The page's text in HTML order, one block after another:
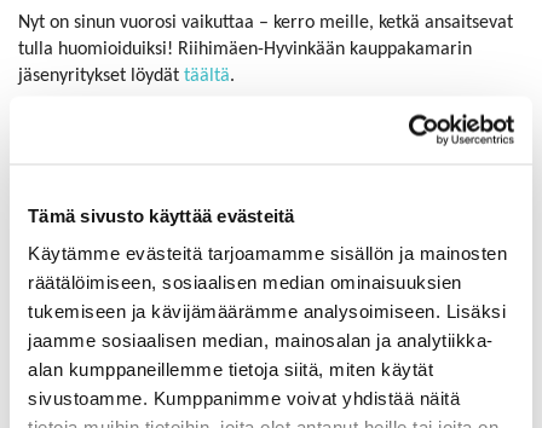
Tämä sivusto käyttää evästeitä
Käytämme evästeitä tarjoamamme sisällön ja mainosten
räätälöimiseen, sosiaalisen median ominaisuuksien
tukemiseen ja kävijämäärämme analysoimiseen. Lisäksi
jaamme sosiaalisen median, mainosalan ja analytiikka-
alan kumppaneillemme tietoja siitä, miten käytät
sivustoamme. Kumppanimme voivat yhdistää näitä
Nyt on sinun vuorosi vaikuttaa – kerro meille, ketkä ansaitsevat
tulla huomioiduiksi! Riihimäen-Hyvinkään kauppakamarin
jäsenyritykset löydät täältä.
Vuoden jäsenyritykseksivoidaan valita yritys, joka on
jotka ovat tuoneet lisäarvoa asiakkaille. Yritys osallistuu
Riihimäen-Hyvinkään kauppakamarin toimintaan tai edistää
talousalueemme elinvoimaa muulla tavoin. Yritys on tunnettu ja
arvostettu henkilöstön, sidosryhmien kuin toimialan
keskuudessa.